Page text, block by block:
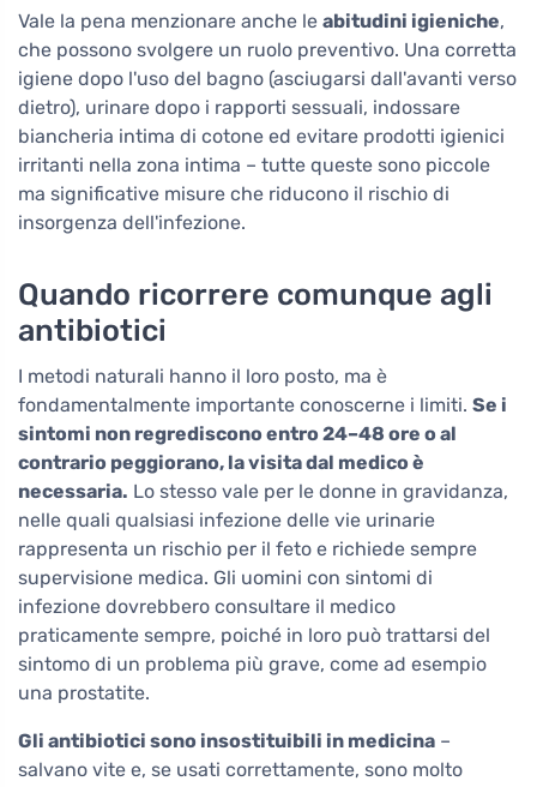
Vale la pena menzionare anche le abitudini igieniche,
che possono svolgere un ruolo preventivo. Una corretta
igiene dopo l'uso del bagno (asciugarsi dall'avanti verso
dietro), urinare dopo i rapporti sessuali, indossare
biancheria intima di cotone ed evitare prodotti igienici
irritanti nella zona intima – tutte queste sono piccole
ma significative misure che riducono il rischio di
insorgenza dell'infezione.
Quando ricorrere comunque agli
antibiotici
I metodi naturali hanno il loro posto, ma è
fondamentalmente importante conoscerne i limiti. Se i
sintomi non regrediscono entro 24–48 ore o al
contrario peggiorano, la visita dal medico è
necessaria. Lo stesso vale per le donne in gravidanza,
nelle quali qualsiasi infezione delle vie urinarie
rappresenta un rischio per il feto e richiede sempre
supervisione medica. Gli uomini con sintomi di
infezione dovrebbero consultare il medico
praticamente sempre, poiché in loro può trattarsi del
sintomo di un problema più grave, come ad esempio
una prostatite.
Gli antibiotici sono insostituibili in medicina –
salvano vite e, se usati correttamente, sono molto